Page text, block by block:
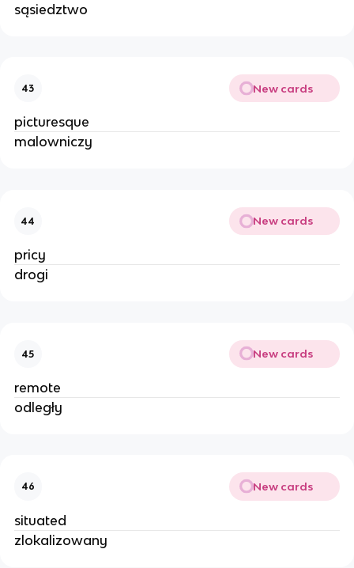
sąsiedztwo
43 New cards
picturesque
malowniczy
44 New cards
pricy
drogi
45 New cards
remote
odległy
46 New cards
situated
zlokalizowany